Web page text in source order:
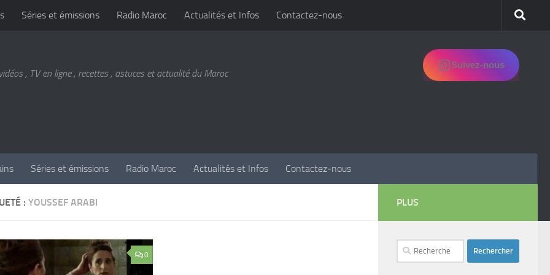
Séries et émissions Radio Maroc Actualités et Infos Contactez-nous
, TV en ligne , recettes , astuces et actualité du Maroc
Suivez-nous
Séries et émissions Radio Maroc Actualités et Infos Contactez-nous
: YOUSSEF ARABI
0
PLUS
Rechercher :